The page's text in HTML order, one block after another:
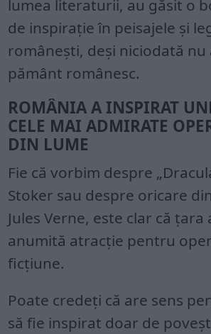
lumea literaturii, au găsit o
de inspirație în peisajele și
românești, deși niciodată nu
pământ românesc.
ROMÂNIA A INSPIRAT
CELE MAI ADMIRATE
DIN LUME
Fie că vorbim despre
Stoker sau despre oricare
Jules Verne, este clar că țara
anumită atracție pentru
ficțiune.
Poate credeți că are sens
să fie inspirat doar de